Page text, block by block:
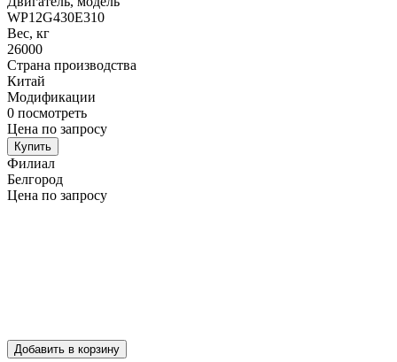
WP12G430E310
Вес, кг
26000
Страна производства
Китай
Модификации
0 посмотреть
Цена по запросу
Купить
Филиал
Белгород
Цена по запросу
Добавить в корзину